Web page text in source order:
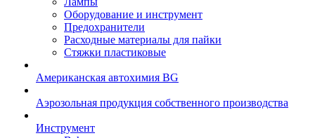
Оборудование и инструмент
Предохранители
Расходные материалы для пайки
Стяжки пластиковые
Американская автохимия BG
Аэрозольная продукция собственного производства
Инструмент